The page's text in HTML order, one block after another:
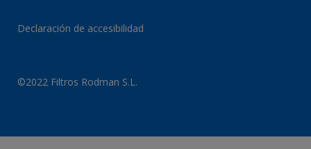
Declaración de accesibilidad
©2022 Filtros Rodman S.L.